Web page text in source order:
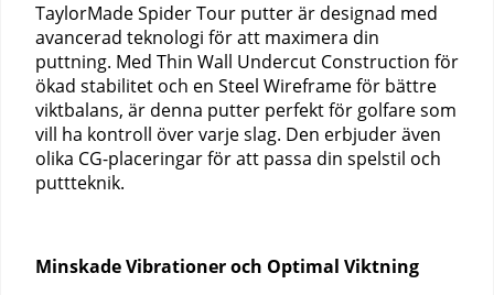
TaylorMade Spider Tour putter är designad med
avancerad teknologi för att maximera din
puttning. Med Thin Wall Undercut Construction för
ökad stabilitet och en Steel Wireframe för bättre
viktbalans, är denna putter perfekt för golfare som
vill ha kontroll över varje slag. Den erbjuder även
olika CG-placeringar för att passa din spelstil och
puttteknik.
Minskade Vibrationer och Optimal Viktning